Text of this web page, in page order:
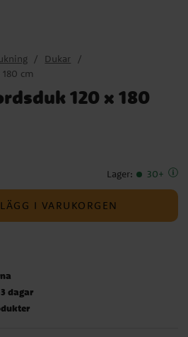
Dukar
cm
120 x 180
Lager: 30+
LÄGG I VARUKORGEN
dagar